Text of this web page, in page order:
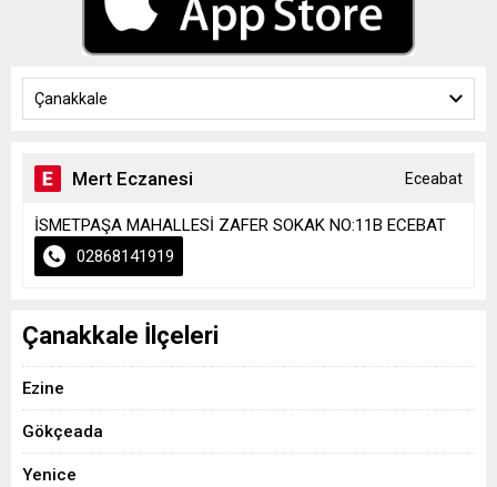
Çanakkale
Mert Eczanesi Eceabat
İSMETPAŞA MAHALLESİ ZAFER SOKAK NO:11B ECEBAT
02868141919
Çanakkale İlçeleri
Ezine
Gökçeada
Yenice